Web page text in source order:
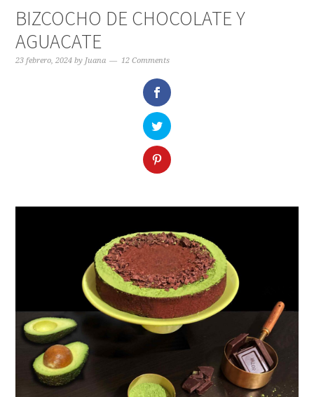
BIZCOCHO DE CHOCOLATE Y
AGUACATE
23 febrero, 2024 by Juana 12 Comments